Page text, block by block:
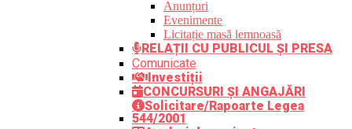
Anunțuri
Evenimente
Licitație masă lemnoasă
RELAȚII CU PUBLICUL ȘI PRESA
Comunicate
Investiții
CONCURSURI ȘI ANGAJĂRI
Solicitare/Rapoarte Legea
544/2001